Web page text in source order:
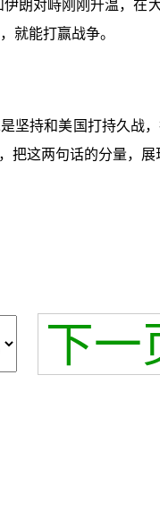
朗对峙刚刚升温，在
就能打赢战争。
坚持和美国打持久战
把这两句话的分量，
下一